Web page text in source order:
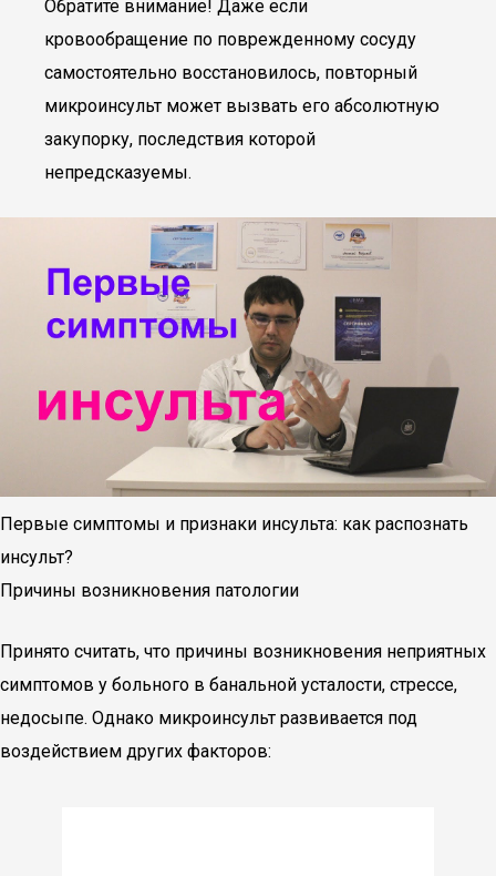
Обратите внимание! Даже если
кровообращение по поврежденному сосуду
самостоятельно восстановилось, повторный
микроинсульт может вызвать его абсолютную
закупорку, последствия которой
непредсказуемы.
Первые симптомы и признаки инсульта: как распознать
инсульт?
Причины возникновения патологии
Принято считать, что причины возникновения неприятных
симптомов у больного в банальной усталости, стрессе,
недосыпе. Однако микроинсульт развивается под
воздействием других факторов: